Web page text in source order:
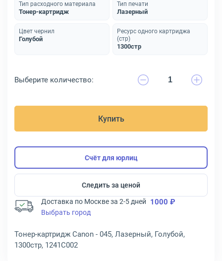
Тип расходного материала
Тонер-картридж
Тип печати
Лазерный
Цвет чернил
Голубой
Ресурс одного картриджа
(стр)
1300стр
Выберите количество:
Купить
Счёт для юрлиц
Следить за ценой
Доставка по Москве за 2-5 дней 1000 ₽
Выбрать город
Тонер-картридж Canon - 045, Лазерный, Голубой,
1300стр, 1241C002